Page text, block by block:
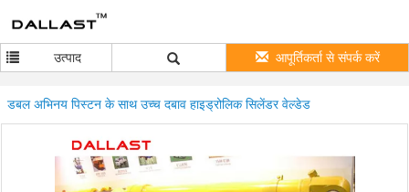
उत्पाद आपूर्तिकर्ता से संपर्क करें
डबल अभिनय पिस्टन के साथ उच्च दबाव हाइड्रोलिक सिलेंडर वेल्डेड